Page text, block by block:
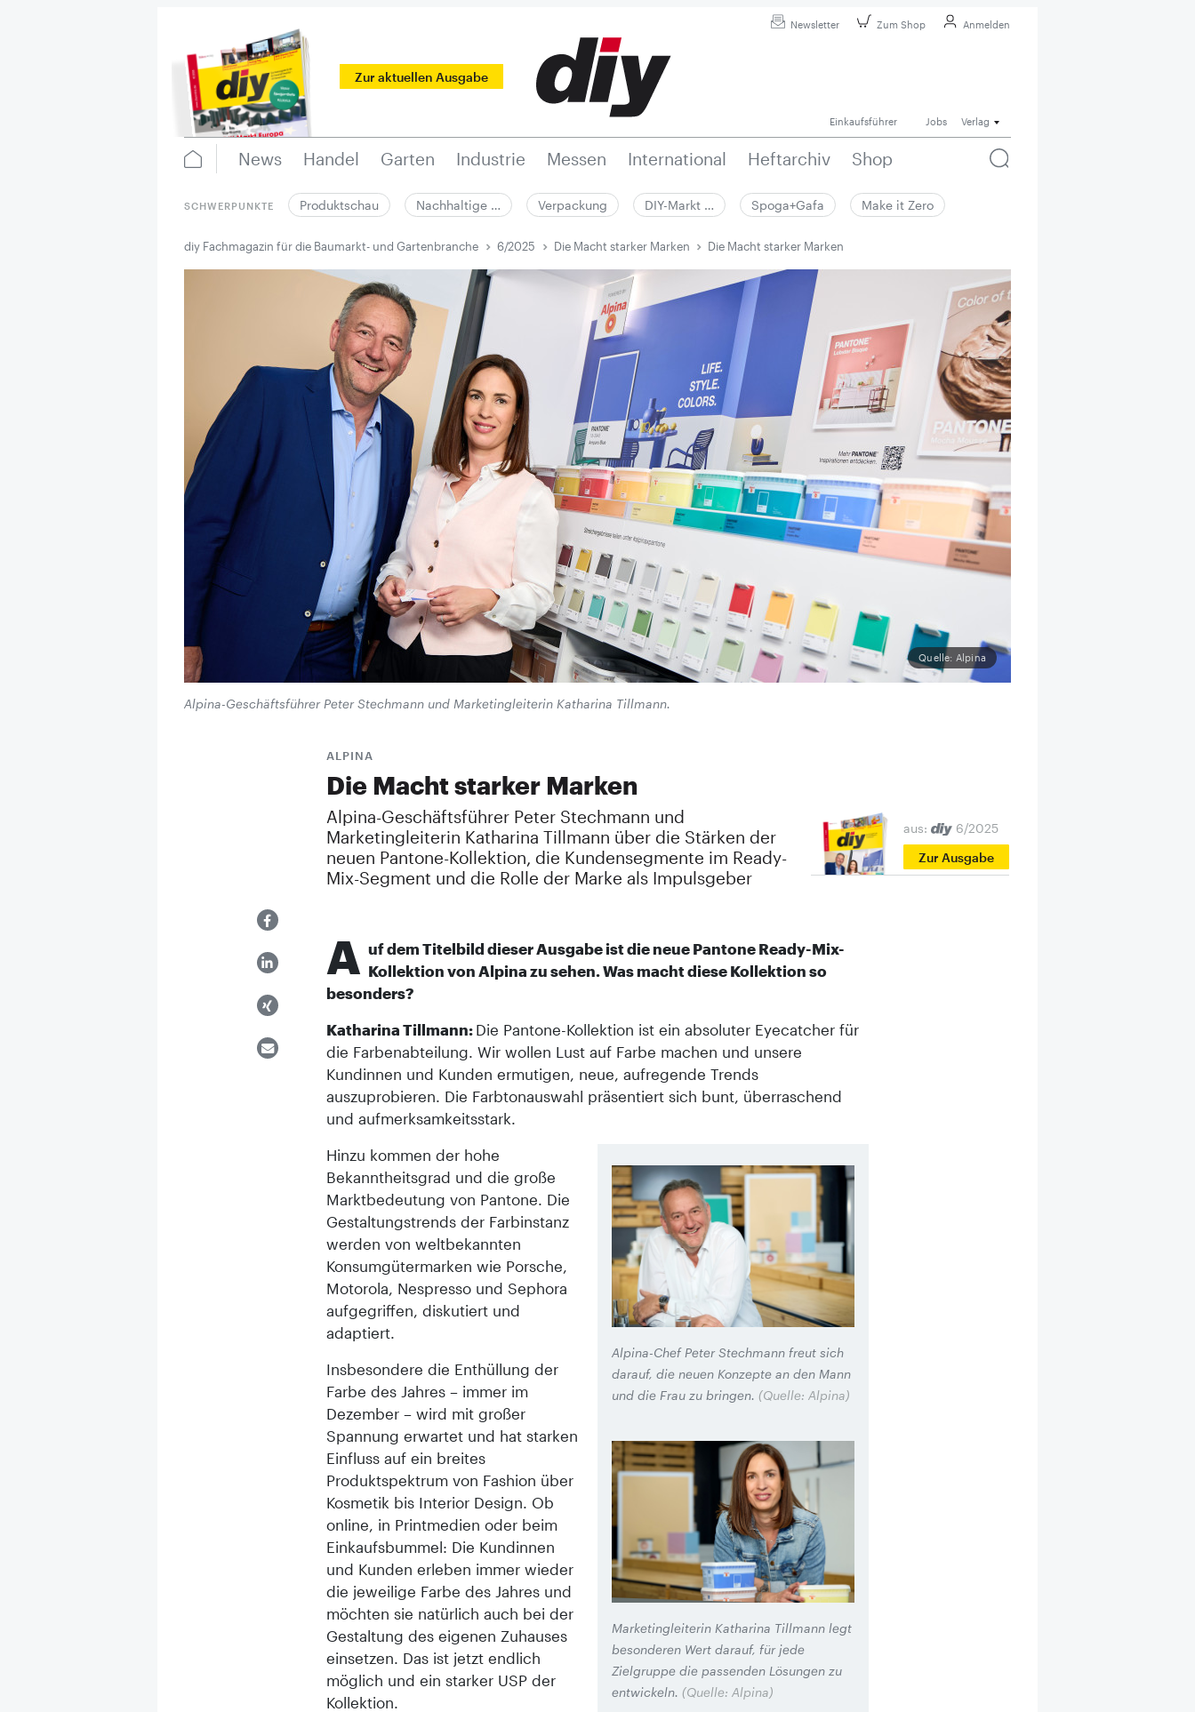
Newsletter Zum Shop Anmelden
Zur aktuellen Ausgabe
Einkaufsführer Jobs Verlag
News Handel Garten Industrie Messen International Heftarchiv Shop
SCHWERPUNKTE Produktschau Nachhaltige … Verpackung DIY-Markt … Spoga+Gafa Make it Zero
diy Fachmagazin für die Baumarkt- und Gartenbranche 6/2025 Die Macht starker Marken Die Macht starker Marken
Quelle: Alpina
Alpina-Geschäftsführer Peter Stechmann und Marketingleiterin Katharina Tillmann.
ALPINA
Die Macht starker Marken
Alpina-Geschäftsführer Peter Stechmann und
Marketingleiterin Katharina Tillmann über die Stärken der
neuen Pantone-Kollektion, die Kundensegmente im Ready-
Mix-Segment und die Rolle der Marke als Impulsgeber
aus:
6/2025
Zur Ausgabe
A uf dem Titelbild dieser Ausgabe ist die neue Pantone Ready-Mix-
Kollektion von Alpina zu sehen. Was macht diese Kollektion so
besonders?
Katharina Tillmann: Die Pantone-Kollektion ist ein absoluter Eyecatcher für
die Farbenabteilung. Wir wollen Lust auf Farbe machen und unsere
Kundinnen und Kunden ermutigen, neue, aufregende Trends
auszuprobieren. Die Farbtonauswahl präsentiert sich bunt, überraschend
und aufmerksamkeitsstark.
Alpina-Chef Peter Stechmann freut sich
darauf, die neuen Konzepte an den Mann
und die Frau zu bringen. (Quelle: Alpina)
Marketingleiterin Katharina Tillmann legt
besonderen Wert darauf, für jede
Zielgruppe die passenden Lösungen zu
entwickeln. (Quelle: Alpina)
Hinzu kommen der hohe
Bekanntheitsgrad und die große
Marktbedeutung von Pantone. Die
Gestaltungstrends der Farbinstanz
werden von weltbekannten
Konsumgütermarken wie Porsche,
Motorola, Nespresso und Sephora
aufgegriffen, diskutiert und
adaptiert.
Insbesondere die Enthüllung der
Farbe des Jahres – immer im
Dezember – wird mit großer
Spannung erwartet und hat starken
Einfluss auf ein breites
Produktspektrum von Fashion über
Kosmetik bis Interior Design. Ob
online, in Printmedien oder beim
Einkaufsbummel: Die Kundinnen
und Kunden erleben immer wieder
die jeweilige Farbe des Jahres und
möchten sie natürlich auch bei der
Gestaltung des eigenen Zuhauses
einsetzen. Das ist jetzt endlich
möglich und ein starker USP der
Kollektion.